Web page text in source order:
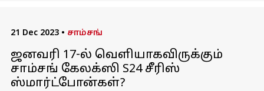
21 Dec 2023 • சாம்சங்
ஜனவரி 17-ல் வெளியாகவிருக்கும்
சாம்சங் கேலக்ஸி S24 சீரிஸ்
ஸ்மார்ட்போன்கள்?